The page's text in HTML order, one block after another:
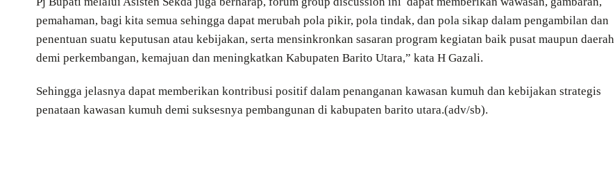
pemahaman, bagi kita semua sehingga dapat merubah pola pikir, pola tindak, dan pola sikap dalam pengambilan dan
penentuan suatu keputusan atau kebijakan, serta mensinkronkan sasaran program kegiatan baik pusat maupun daerah
demi perkembangan, kemajuan dan meningkatkan Kabupaten Barito Utara,” kata H Gazali.
Sehingga jelasnya dapat memberikan kontribusi positif dalam penanganan kawasan kumuh dan kebijakan strategis
penataan kawasan kumuh demi suksesnya pembangunan di kabupaten barito utara.(adv/sb).